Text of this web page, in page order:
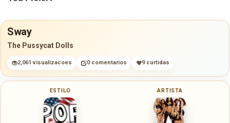
Sway
The Pussycat Dolls
2,061 visualizacoes 0 comentarios 9 curtidas
ESTILO ARTISTA